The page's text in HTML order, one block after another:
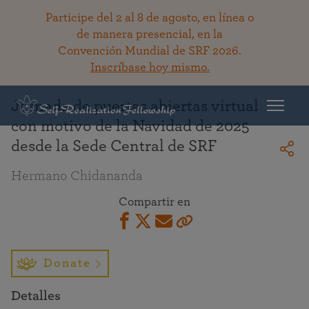
Participe del 2 al 8 de agosto, en línea o
de manera presencial, en la
Convención Mundial de SRF 2026.
Inscríbase hoy mismo.
Regresar a la bibioteca
Jornada de puertas abiertas virtual
con motivo de la Navidad de 2025
desde la Sede Central de SRF
Hermano Chidananda
Compartir en
Donate
Detalles